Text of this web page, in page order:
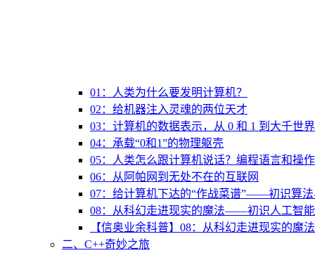
01：人类为什么要发明计算机？
02：给机器注入灵魂的两位天才
03：计算机的数据表示，从 0 和 1 到大千世界
04：承载“0和1”的物理躯壳
05：人类怎么跟计算机说话？编程语言和操
06：从阿帕网到无处不在的互联网
07：给计算机下达的“作战菜谱”——初识算法
08：从科幻走进现实的魔法——初识人工智能
【信奥业余科普】08：从科幻走进现实的魔
二、C++奇妙之旅